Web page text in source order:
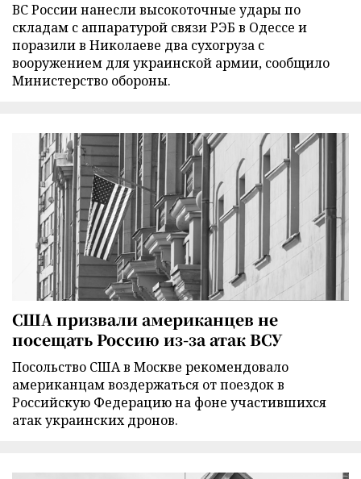
ВС России нанесли высокоточные удары по
складам с аппаратурой связи РЭБ в Одессе и
поразили в Николаеве два сухогруза с
вооружением для украинской армии, сообщило
Министерство обороны.
США призвали американцев не
посещать Россию из-за атак ВСУ
Посольство США в Москве рекомендовало
американцам воздержаться от поездок в
Российскую Федерацию на фоне участившихся
атак украинских дронов.